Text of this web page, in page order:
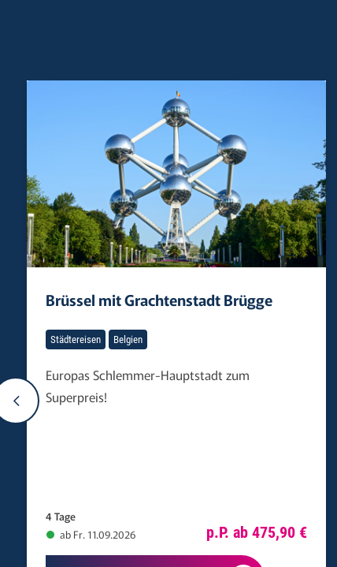
Brüssel mit Grachtenstadt Brügge
Städtereisen Belgien
Europas Schlemmer-Hauptstadt zum
Superpreis!
4 Tage
ab Fr. 11.09.2026
p.P. ab 475,90 €